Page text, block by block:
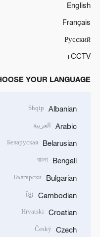
English
Français
Русский
CCTV+
YOUR LANGUAGE
Albanian
Shqip
Arabic العربية
Belarusian
Беларуская
Bengali
বাংলা
Bulgarian
Български
Cambodian
ខ្មែរ
Croatian
Hrvatski
Czech
Český